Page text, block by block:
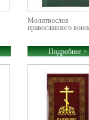
Молитвослов
православного
Подробнее >